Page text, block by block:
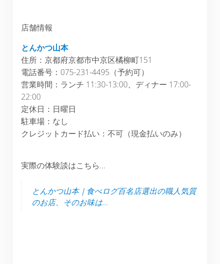
店舗情報
とんかつ山本
住所：京都府京都市中京区橘柳町151
電話番号：075-231-4495（予約可）
営業時間：ランチ 11:30-13:00、ディナー 17:00-
22:00
定休日：日曜日
駐車場：なし
クレジットカード払い：不可（現金払いのみ）
実際の体験談はこちら…
とんかつ山本｜食べログ百名店選出の職人気質
のお店、そのお味は…